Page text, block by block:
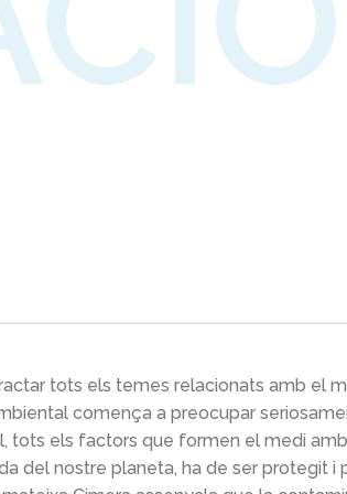
tots els temes relacionats amb el
comença a preocupar
tots els factors que formen el medi
del nostre planeta, ha de ser protegit i